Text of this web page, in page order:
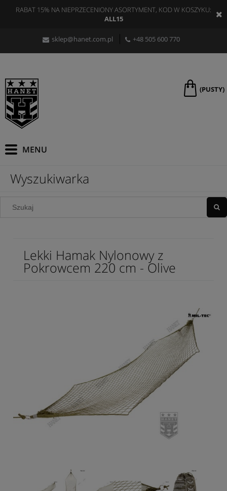
RABAT 15% NA NIEPRZECENIONY ASORTYMENT, KOD W KOSZYKU:
ALL15
sklep@hanet.com.pl +48 505 600 770
(PUSTY)
Wyszukiwarka
Lekki Hamak Nylonowy z
Pokrowcem 220 cm - Olive